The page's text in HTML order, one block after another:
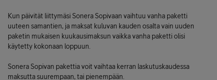
Kun päivität liittymäsi Sonera Sopivaan vaihtuu vanha paketti
uuteen samantien, ja maksat kuluvan kauden osalta vain uuden
paketin mukaisen kuukausimaksun vaikka vanha paketti olisi
käytetty kokonaan loppuun.
Sonera Sopivan pakettia voit vaihtaa kerran laskutuskaudessa
maksutta suurempaan, tai pienempään.